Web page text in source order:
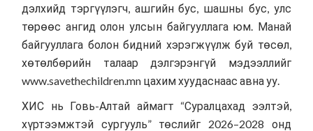
дэлхийд тэргүүлэгч, ашгийн бус, шашны бус, улс
төрөөс ангид олон улсын байгууллага юм. Манай
байгууллага болон бидний хэрэгжүүлж буй төсөл,
хөтөлбөрийн талаар дэлгэрэнгүй мэдээллийг
www.savethechildren.mn цахим хуудаснаас авна уу.
ХИС нь Говь-Алтай аймагт “Суралцахад ээлтэй,
хүртээмжтэй сургууль” төслийг 2026–2028 онд